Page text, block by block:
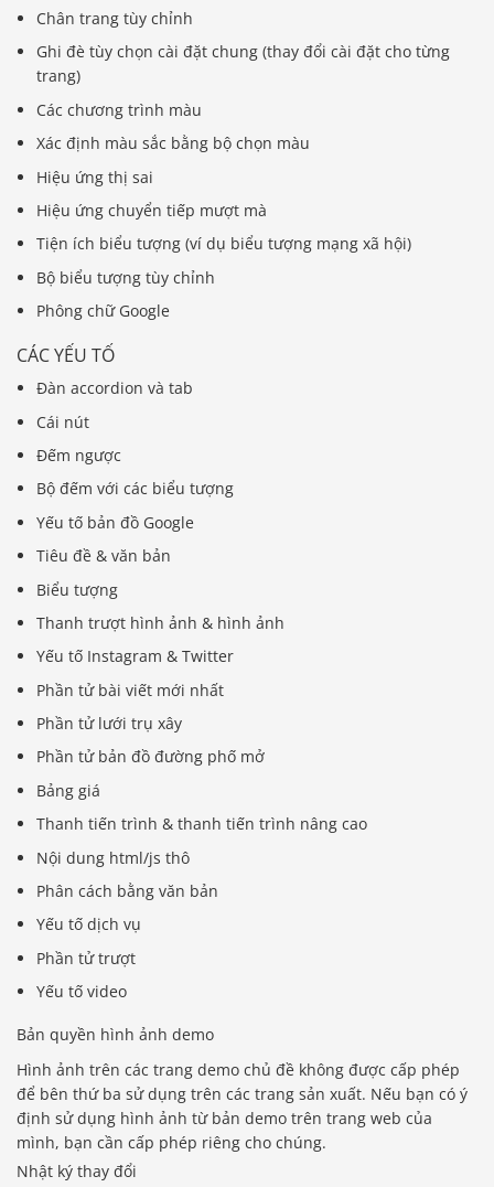
Chân trang tùy chỉnh
Ghi đè tùy chọn cài đặt chung (thay đổi cài đặt cho từng
trang)
Các chương trình màu
Xác định màu sắc bằng bộ chọn màu
Hiệu ứng thị sai
Hiệu ứng chuyển tiếp mượt mà
Tiện ích biểu tượng (ví dụ biểu tượng mạng xã hội)
Bộ biểu tượng tùy chỉnh
Phông chữ Google
CÁC YẾU TỐ
Đàn accordion và tab
Cái nút
Đếm ngược
Bộ đếm với các biểu tượng
Yếu tố bản đồ Google
Tiêu đề & văn bản
Biểu tượng
Thanh trượt hình ảnh & hình ảnh
Yếu tố Instagram & Twitter
Phần tử bài viết mới nhất
Phần tử lưới trụ xây
Phần tử bản đồ đường phố mở
Bảng giá
Thanh tiến trình & thanh tiến trình nâng cao
Nội dung html/js thô
Phân cách bằng văn bản
Yếu tố dịch vụ
Phần tử trượt
Yếu tố video
Bản quyền hình ảnh demo
Hình ảnh trên các trang demo chủ đề không được cấp phép
để bên thứ ba sử dụng trên các trang sản xuất. Nếu bạn có ý
định sử dụng hình ảnh từ bản demo trên trang web của
mình, bạn cần cấp phép riêng cho chúng.
Nhật ký thay đổi
Báo giá & Đặt hàng:
0903.976.769